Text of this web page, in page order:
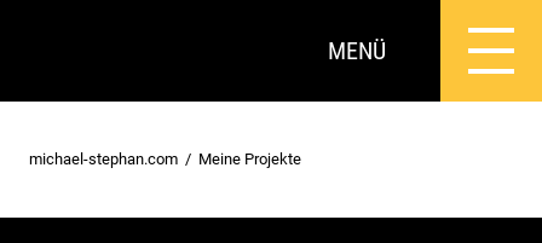
MENÜ
michael-stephan.com Meine Projekte